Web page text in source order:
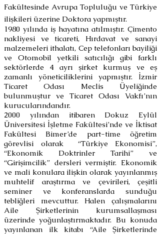
Fakültesinde Avrupa Topluluğu ve Türkiye
ilişkileri üzerine Doktora yapmıştır.
1980 yılında iş hayatına atılmıştır. Çimento
nakliyesi ve ticareti, Hırdavat ve sanayi
malzemeleri ithalatı, Cep telefonları bayiliği
ve Otomobil yetkili satıcılığı gibi farklı
sektörlerde 4 ayrı şirket kurmuş ve eş
zamanlı yöneticiliklerini yapmıştır. İzmir
Ticaret Odası Meclis Üyeliğinde
bulunmuştur ve Ticaret Odası Vakfı’nın
kurucularındandır.
2000 yılından itibaren Dokuz Eylül
Üniversitesi İşletme Fakültesi’nde ve İktisat
Fakültesi Bimer’de part-time öğretim
görevlisi olarak “Türkiye Ekonomisi”,
“Ekonomik Doktrinler Tarihi” ve
“Girişimcilik” dersleri vermiştir. Ekonomik
ve mali konulara ilişkin olarak yayınlanmış
muhtelif araştırma ve çevirileri, çeşitli
seminer ve konferanslarda sunduğu
tebliğleri mevcuttur. Halen çalışmalarını
Aile Şirketlerinin kurumsallaşması
üzerinde yoğunlaştırmaktadır. Bu konuda
yayınlanan ilk kitabı “Aile Şirketlerinde